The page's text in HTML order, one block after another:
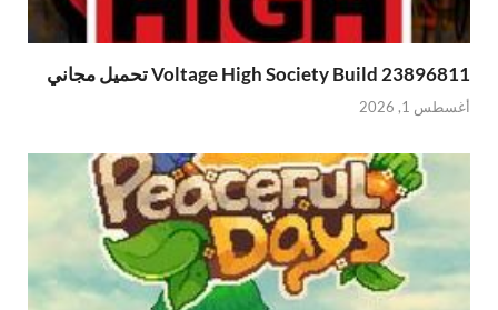
Voltage High Society Build 23896811 تحميل مجاني
أغسطس 1, 2026